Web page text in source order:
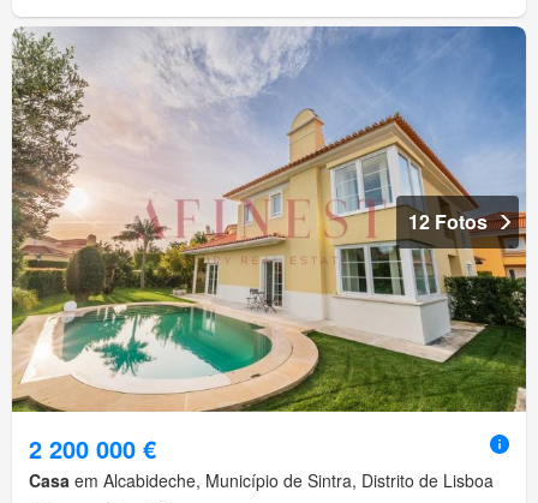
12 Fotos
2 200 000 €
Casa em Alcabideche, Município de Sintra, Distrito de Lisboa